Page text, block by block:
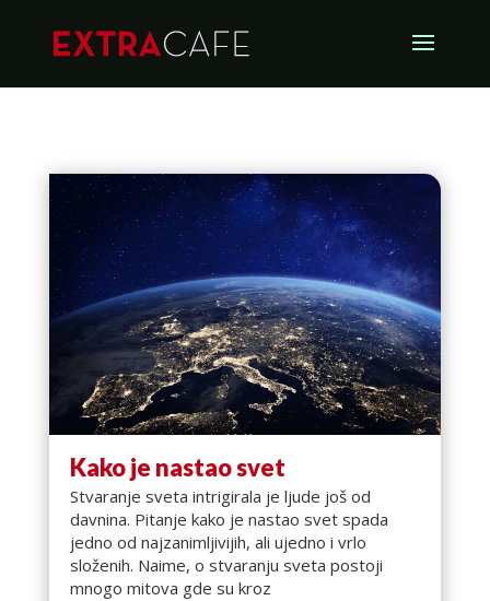
Kako je nastao svet
Stvaranje sveta intrigirala je ljude još od
davnina. Pitanje kako je nastao svet spada
jedno od najzanimljivijih, ali ujedno i vrlo
složenih. Naime, o stvaranju sveta postoji
mnogo mitova gde su kroz